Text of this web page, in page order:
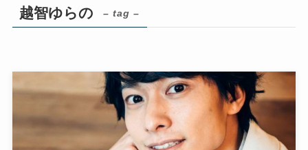
越智ゆらの – tag –